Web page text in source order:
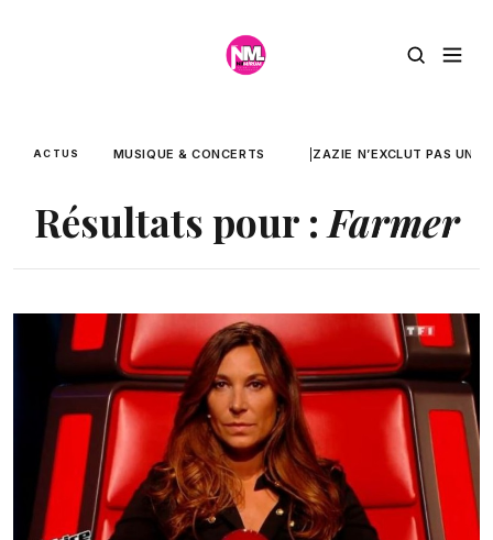
ACTUS MUSIQUE & CONCERTS ZAZIE N’EXCLUT PAS UNE
Résultats pour : Farmer